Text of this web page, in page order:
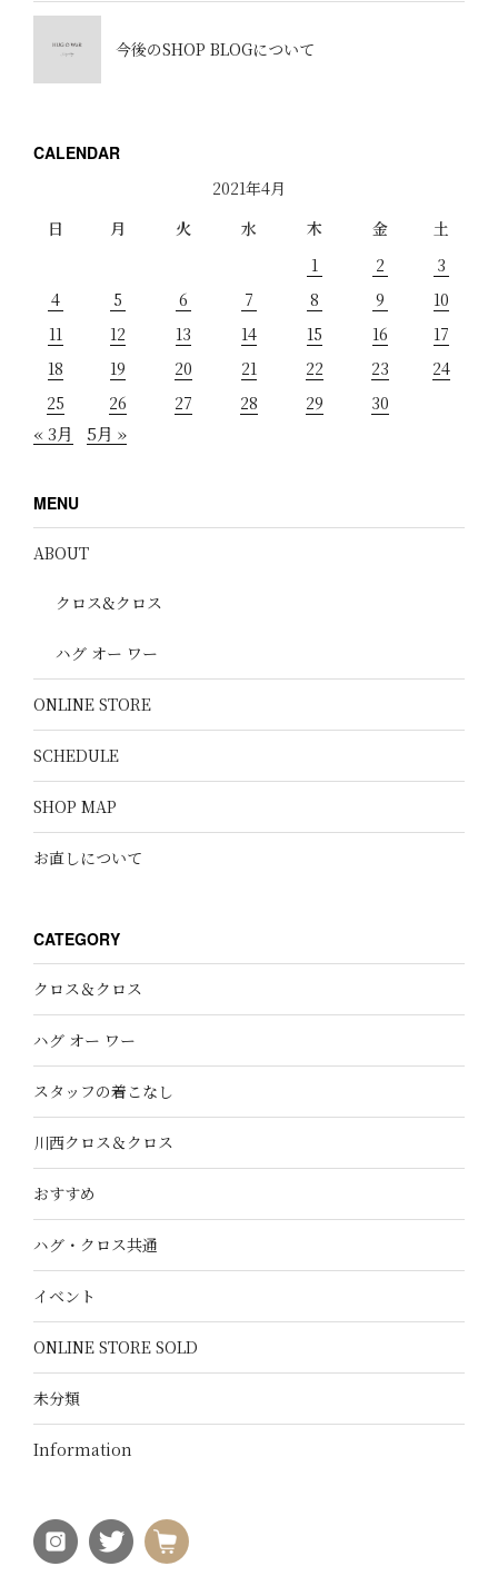
今後のSHOP BLOGについて
CALENDAR
2021年4月
日
月 火 水 木 金
土
1
2
3
4
5 6 7 8 9
10
11
12 13 14 15 16
17
18
19 20 21 22 23
24
25
26 27 28 29 30
« 3月 5月 »
MENU
ABOUT
クロス&クロス
ハグ オー ワー
ONLINE STORE
SCHEDULE
SHOP MAP
お直しについて
CATEGORY
クロス＆クロス
ハグ オー ワー
スタッフの着こなし
川西クロス＆クロス
おすすめ
ハグ・クロス共通
イベント
ONLINE STORE SOLD
未分類
Information